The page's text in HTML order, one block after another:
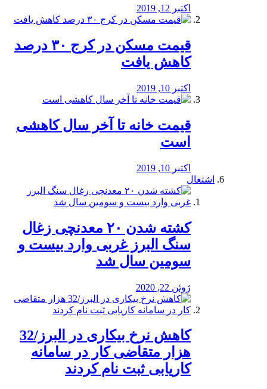
اکتبر 12, 2019
️قیمت مسکن در کرج ۳۰ درصد
کاهش یافت
اکتبر 10, 2019
قیمت خانه تا آخر سال کاهشی
است
اکتبر 10, 2019
اشتغال
کشته شدن ۲۰ معدنچی زغال
سنگ البرز غربی وارد بیست و
سومین سال شد
ژوئن 22, 2020
کاهش نرخ بیکاری در البرز/32
هزار متقاضی کار در سامانه
کاریابی ثبت نام کردند